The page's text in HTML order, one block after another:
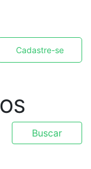
Cadastre-se